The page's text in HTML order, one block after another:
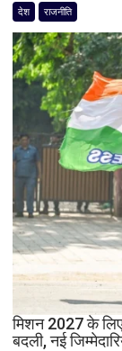
देश राजनीति
मिशन 2027 के लिए
बदली, नई